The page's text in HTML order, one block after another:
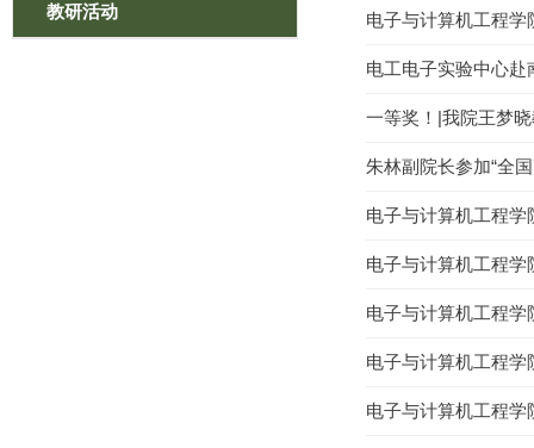
教研活动 电子与计算机工程
电工电子实验中心
一等奖！|我院王梦
朱林副院长参加“全
电子与计算机工程
电子与计算机工程学
电子与计算机工程
电子与计算机工程
电子与计算机工程